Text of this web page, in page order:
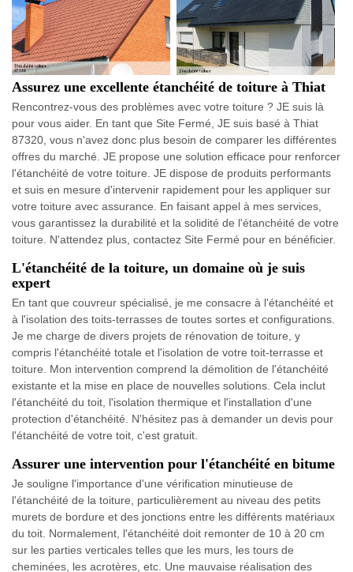
Assurez une excellente étanchéité de toiture à Thiat
Rencontrez-vous des problèmes avec votre toiture ? JE suis là
pour vous aider. En tant que Site Fermé, JE suis basé à Thiat
87320, vous n'avez donc plus besoin de comparer les différentes
offres du marché. JE propose une solution efficace pour renforcer
l'étanchéité de votre toiture. JE dispose de produits performants
et suis en mesure d'intervenir rapidement pour les appliquer sur
votre toiture avec assurance. En faisant appel à mes services,
vous garantissez la durabilité et la solidité de l'étanchéité de votre
toiture. N'attendez plus, contactez Site Fermé pour en bénéficier.
L'étanchéité de la toiture, un domaine où je suis
expert
En tant que couvreur spécialisé, je me consacre à l'étanchéité et
à l'isolation des toits-terrasses de toutes sortes et configurations.
Je me charge de divers projets de rénovation de toiture, y
compris l'étanchéité totale et l'isolation de votre toit-terrasse et
toiture. Mon intervention comprend la démolition de l'étanchéité
existante et la mise en place de nouvelles solutions. Cela inclut
l'étanchéité du toit, l'isolation thermique et l'installation d'une
protection d'étanchéité. N'hésitez pas à demander un devis pour
l'étanchéité de votre toit, c'est gratuit.
Assurer une intervention pour l'étanchéité en bitume
Je souligne l'importance d'une vérification minutieuse de
l'étanchéité de la toiture, particulièrement au niveau des petits
murets de bordure et des jonctions entre les différents matériaux
du toit. Normalement, l'étanchéité doit remonter de 10 à 20 cm
sur les parties verticales telles que les murs, les tours de
cheminées, les acrotères, etc. Une mauvaise réalisation des